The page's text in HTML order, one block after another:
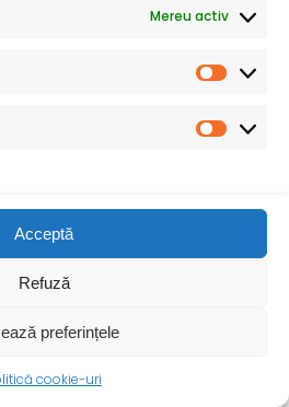
Mereu activ
Acceptă
Refuză
preferințele
cookie-uri
pe parcursul sarcinii și în
Organizația Salvați Copiii
promovării și apărării
drepturilor